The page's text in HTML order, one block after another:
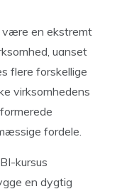
være en ekstremt
uanset
flere forskellige
virksomhedens
fordele.
kursus
en dygtig